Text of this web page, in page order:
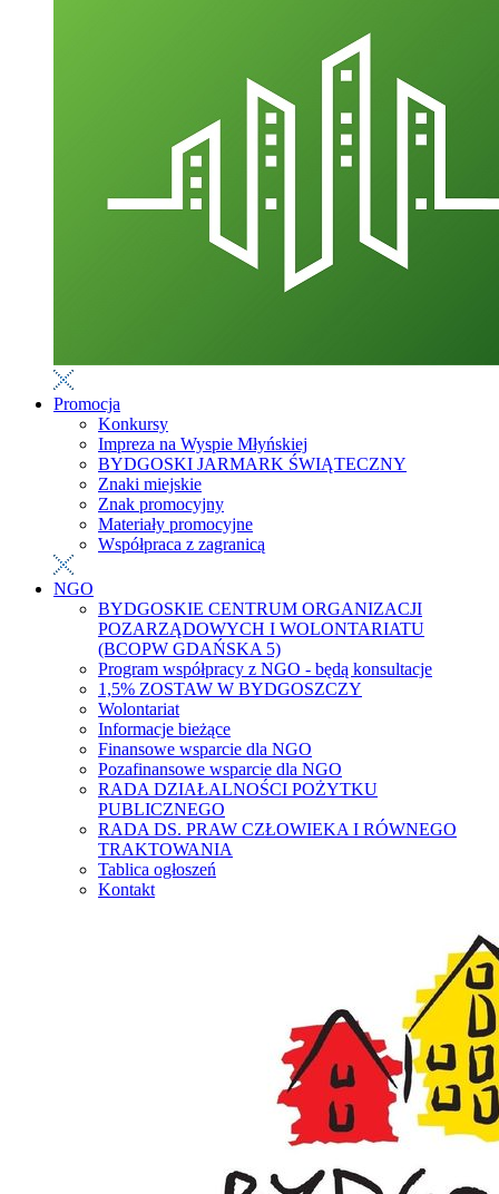
Promocja
Konkursy
Impreza na Wyspie Młyńskiej
BYDGOSKI JARMARK ŚWIĄTECZNY
Znaki miejskie
Znak promocyjny
Materiały promocyjne
Współpraca z zagranicą
NGO
BYDGOSKIE CENTRUM ORGANIZACJI
POZARZĄDOWYCH I WOLONTARIATU
(BCOPW GDAŃSKA 5)
Program współpracy z NGO - będą konsultacje
1,5% ZOSTAW W BYDGOSZCZY
Wolontariat
Informacje bieżące
Finansowe wsparcie dla NGO
Pozafinansowe wsparcie dla NGO
RADA DZIAŁALNOŚCI POŻYTKU
PUBLICZNEGO
RADA DS. PRAW CZŁOWIEKA I RÓWNEGO
TRAKTOWANIA
Tablica ogłoszeń
Kontakt